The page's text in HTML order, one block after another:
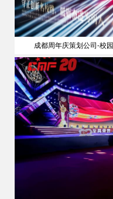
成都周年庆策划公司-校